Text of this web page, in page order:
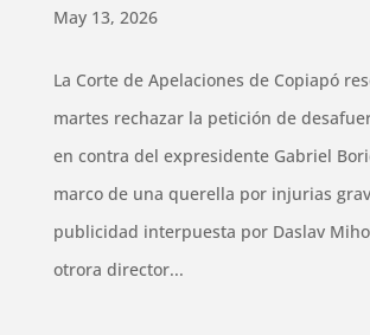
May 13, 2026
La Corte de Apelaciones de Copiapó
martes rechazar la petición de
en contra del expresidente Gabriel
marco de una querella por injurias
publicidad interpuesta por Daslav
otrora director...